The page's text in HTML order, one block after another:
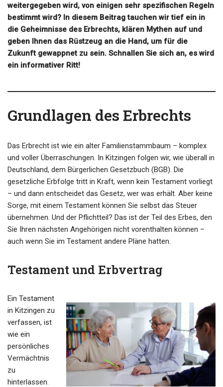
weitergegeben wird, von einigen sehr spezifischen Regeln
bestimmt wird? In diesem Beitrag tauchen wir tief ein in
die Geheimnisse des Erbrechts, klären Mythen auf und
geben Ihnen das Rüstzeug an die Hand, um für die
Zukunft gewappnet zu sein. Schnallen Sie sich an, es wird
ein informativer Ritt!
Grundlagen des Erbrechts
Das Erbrecht ist wie ein alter Familienstammbaum – komplex
und voller Überraschungen. In Kitzingen folgen wir, wie überall in
Deutschland, dem Bürgerlichen Gesetzbuch (BGB). Die
gesetzliche Erbfolge tritt in Kraft, wenn kein Testament vorliegt
– und dann entscheidet das Gesetz, wer was erhält. Aber keine
Sorge, mit einem Testament können Sie selbst das Steuer
übernehmen. Und der Pflichtteil? Das ist der Teil des Erbes, den
Sie Ihren nächsten Angehörigen nicht vorenthalten können –
auch wenn Sie im Testament andere Pläne hatten.
Testament und Erbvertrag
Ein Testament
in Kitzingen zu
verfassen, ist
wie ein
persönliches
Vermächtnis
zu
hinterlassen.